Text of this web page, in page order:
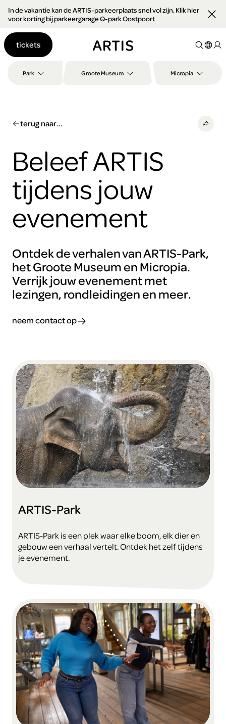
Ga naar
content
Ga
naar
zoeken
naar
In de vakantie kan de ARTIS-parkeerplaats snel vol zijn. Klik hier
voor korting bij parkeergarage Q-park Oostpoort
Park Groote Museum Micropia
tickets
terug naar...
Beleef ARTIS
tijdens jouw
evenement
Ontdek de verhalen van ARTIS-Park,
het Groote Museum en Micropia.
Verrijk jouw evenement met
lezingen, rondleidingen en meer.
neem contact op
ARTIS-Park
ARTIS-Park is een plek waar elke boom, elk dier en
gebouw een verhaal vertelt. Ontdek het zelf tijdens
je evenement.